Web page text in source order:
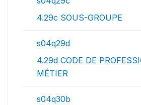
4.29c SOUS-GROUPE
s04q29d
4.29d CODE DE
MÉTIER
s04q30b